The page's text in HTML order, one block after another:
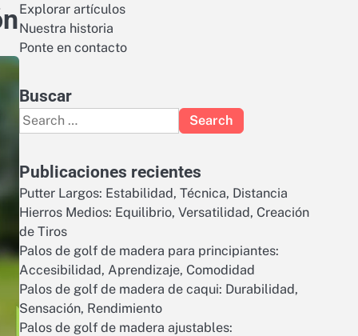
Explorar artículos
Nuestra historia
Ponte en contacto
Buscar
Search
for:
Publicaciones recientes
Putter Largos: Estabilidad, Técnica, Distancia
Hierros Medios: Equilibrio, Versatilidad, Creación
de Tiros
Palos de golf de madera para principiantes:
Accesibilidad, Aprendizaje, Comodidad
Palos de golf de madera de caqui: Durabilidad,
Sensación, Rendimiento
Palos de golf de madera ajustables: